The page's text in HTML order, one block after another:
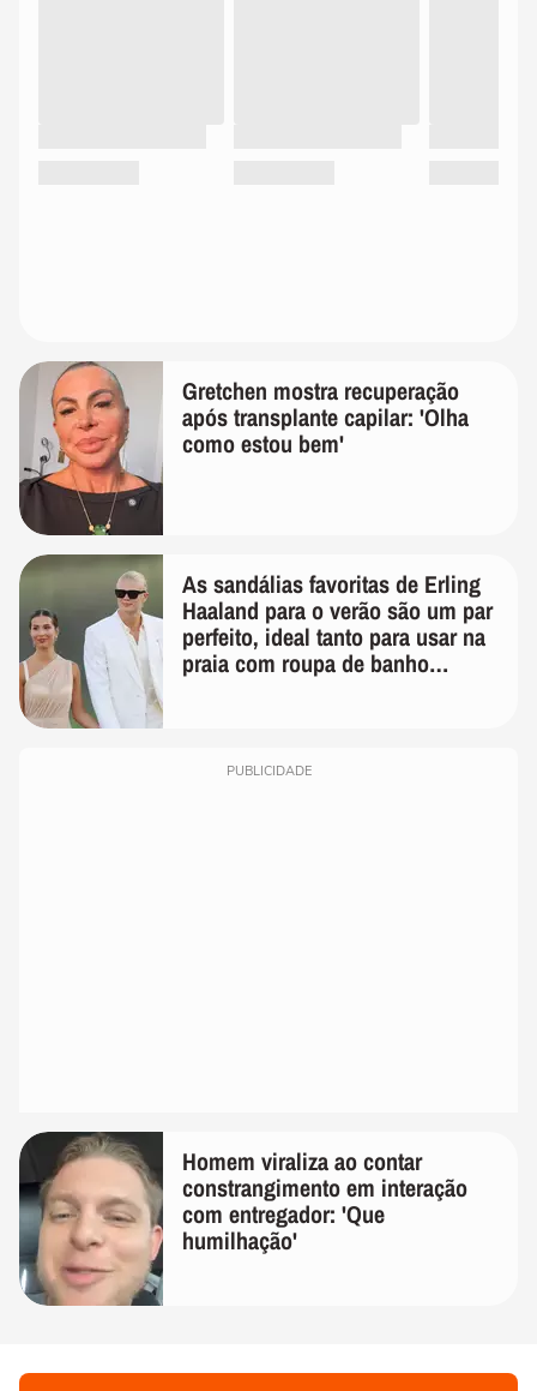
Gretchen mostra recuperação
após transplante capilar: 'Olha
como estou bem'
As sandálias favoritas de Erling
Haaland para o verão são um par
perfeito, ideal tanto para usar na
praia com roupa de banho
PUBLICIDADE
Homem viraliza ao contar
constrangimento em interação
com entregador: 'Que
humilhação'